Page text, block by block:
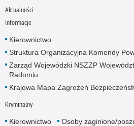
Aktualności
Informacje
Kierownictwo
Struktura Organizacyjna Komendy
Zarząd Wojewódzki NSZZP
Radomiu
Krajowa Mapa Zagrożeń
Kryminalny
Kierownictwo Osoby zaginione/